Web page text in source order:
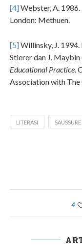
[4]Webster, A. 1986.
London: Methuen.
[5]Willinsky, J.
Stierer dan J. Maybin
Educational Practice.
Association with The
LITERASI SAUSSURE
4